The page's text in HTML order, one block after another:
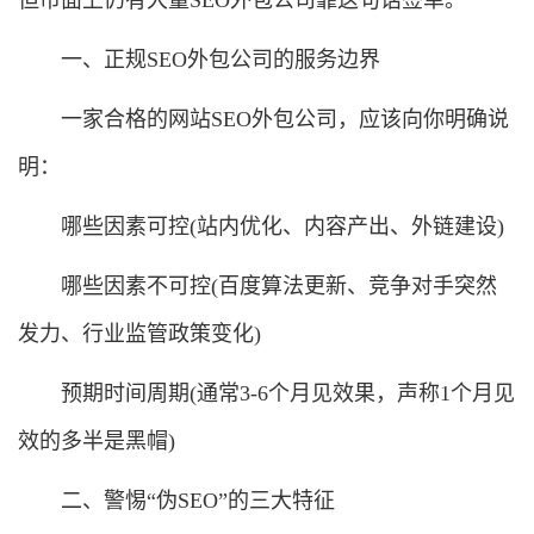
一、正规SEO外包公司的服务边界
一家合格的网站SEO外包公司，应该向你明确说
明：
哪些因素可控(站内优化、内容产出、外链建设)
哪些因素不可控(百度算法更新、竞争对手突然
发力、行业监管政策变化)
预期时间周期(通常3-6个月见效果，声称1个月见
效的多半是黑帽)
二、警惕“伪SEO”的三大特征